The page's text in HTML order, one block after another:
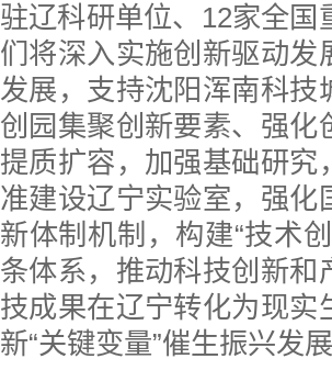
驻辽科研单位、12家全
们将深入实施创新驱动
发展，支持沈阳浑南科
创园集聚创新要素、强
提质扩容，加强基础研
准建设辽宁实验室，强
新体制机制，构建“技术
条体系，推动科技创新
技成果在辽宁转化为现
新“关键变量”催生振兴发